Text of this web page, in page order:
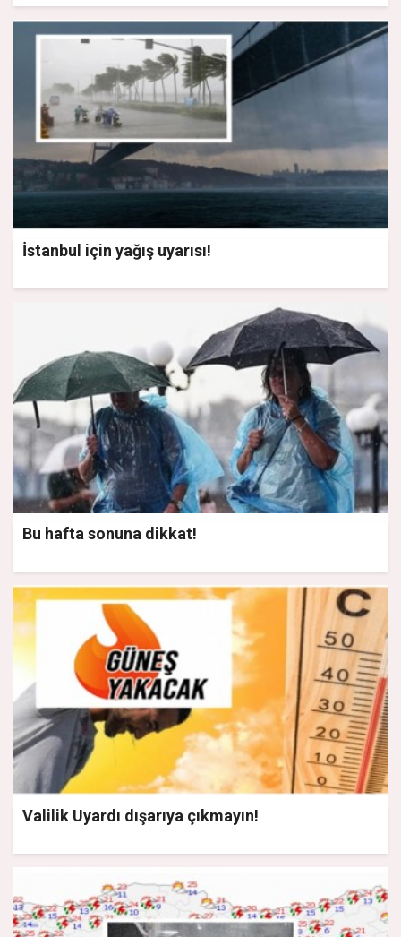
İstanbul için yağış uyarısı!
Bu hafta sonuna dikkat!
Valilik Uyardı dışarıya çıkmayın!